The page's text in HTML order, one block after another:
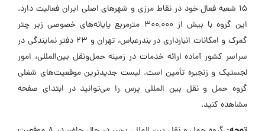
۱۵ شعبه فعال خود در نقاط مرزی و شهرهای اصلی ایران فعالیت دارد.
این گروه با بیش از ۳۰۰,۰۰۰ مترمربع پایانه‌های خصوصی زیر چتر
گمرک و امکانات انبارداری در بندرعباس، تهران و ۲۳ دفتر نمایندگی در
سراسر کشور آماده ارائه خدمات در زمینه حمل‌ونقل بین‌المللی، امور
لجستیک و زنجیره تأمین است. لیست جدیدترین موقعیت‌های شغلی
گروه حمل و نقل بین المللی پرس را می‌توانید در ابتدای صفحه
مشاهده کنید.